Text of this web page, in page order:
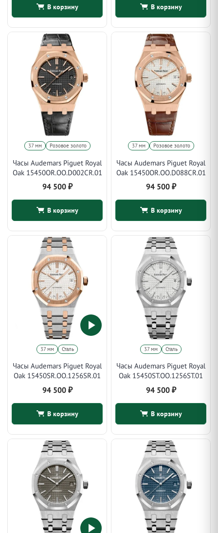
В корзину В корзину
37 мм Розовое золото
Часы Audemars Piguet Royal
Oak 15450OR.OO.D002CR.01
94 500 ₽
В корзину
37 мм Розовое золото
Часы Audemars Piguet Royal
Oak 15450OR.OO.D088CR.01
94 500 ₽
В корзину
37 мм Сталь
Часы Audemars Piguet Royal
Oak 15450SR.OO.1256SR.01
94 500 ₽
В корзину
37 мм Сталь
Часы Audemars Piguet Royal
Oak 15450ST.OO.1256ST.01
94 500 ₽
В корзину